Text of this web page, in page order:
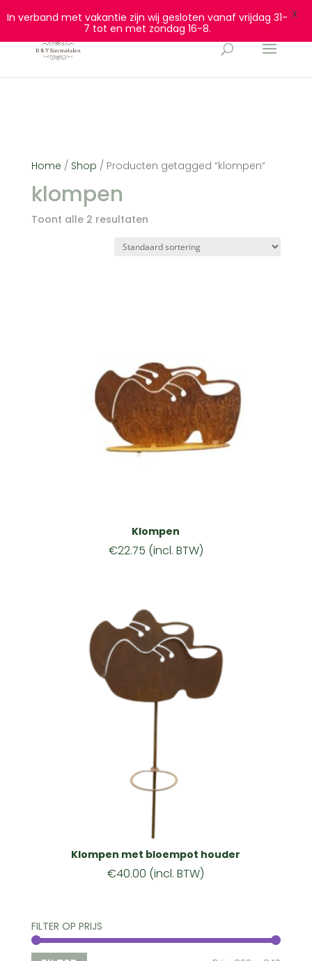
0628932940 info@dtsiermetalen.nl
Home / Shop / Producten getagged “klompen”
klompen
Toont alle 2 resultaten
Klompen
€22.75 (incl. BTW)
Klompen met bloempot houder
€40.00 (incl. BTW)
FILTER OP PRIJS
In verband met vakantie zijn wij gesloten vanaf vrijdag 31-
7 tot en met zondag 16-8.
X